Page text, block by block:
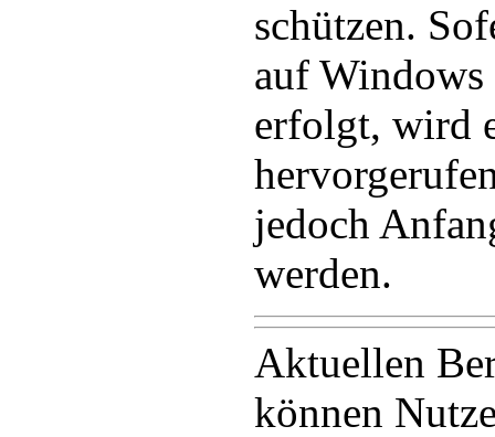
schützen.
auf
erfolgt, wird
jedoch
werden.
Aktuellen
können